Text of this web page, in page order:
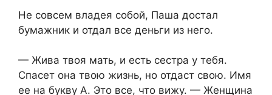
Не совсем владея собой, Паша достал
бумажник и отдал все деньги из него.
— Жива твоя мать, и есть сестра у тебя.
Спасет она твою жизнь, но отдаст свою. Имя
ее на букву А. Это все, что вижу. — Женщина